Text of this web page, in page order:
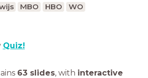
MBO HBO WO
Quiz!
63 slides, with interactive